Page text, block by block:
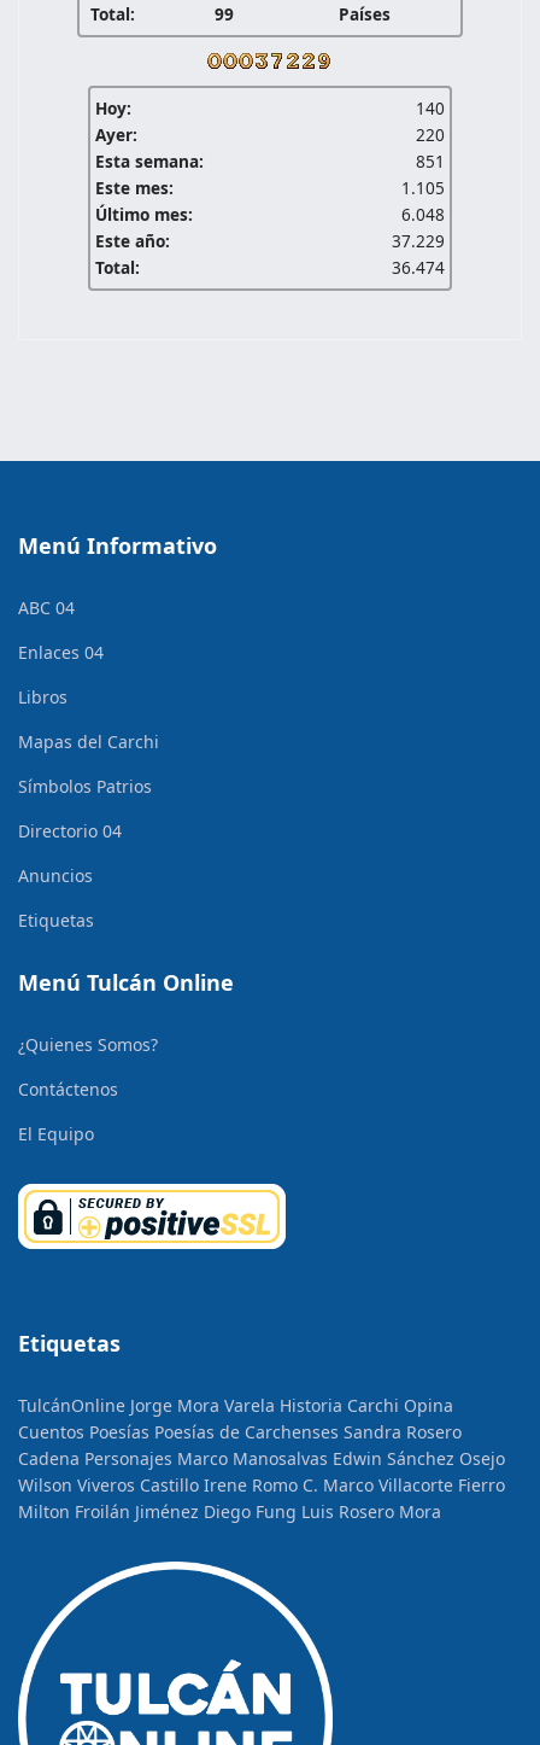
Total: 99 Países
Hoy:
140
Ayer:
220
Esta semana:
851
Este mes:
1.105
Último mes:
6.048
Este año:
37.229
Total:
36.474
Menú Informativo
ABC 04
Enlaces 04
Libros
Mapas del Carchi
Símbolos Patrios
Directorio 04
Anuncios
Etiquetas
Menú Tulcán Online
¿Quienes Somos?
Contáctenos
El Equipo
Etiquetas
TulcánOnline Jorge Mora Varela Historia Carchi Opina
Cuentos Poesías Poesías de Carchenses Sandra Rosero
Cadena Personajes Marco Manosalvas Edwin Sánchez Osejo
Wilson Viveros Castillo Irene Romo C. Marco Villacorte Fierro
Milton Froilán Jiménez Diego Fung Luis Rosero Mora